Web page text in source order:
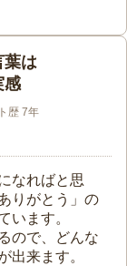
葉は
感
歴 7年
なればと思
りがとう」の
います。
ので、どんな
出来ます。